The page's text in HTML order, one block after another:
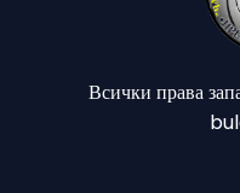
Всички права